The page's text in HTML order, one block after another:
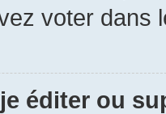
voter dans
éditer ou